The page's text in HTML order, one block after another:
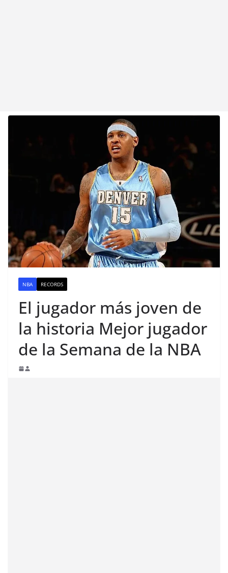
NBA RECORDS
El jugador más joven de
la historia Mejor jugador
de la Semana de la NBA